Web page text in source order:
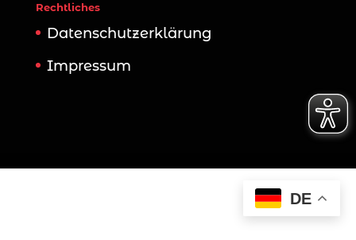
Rechtliches
Datenschutzerklärung
Impressum
DE